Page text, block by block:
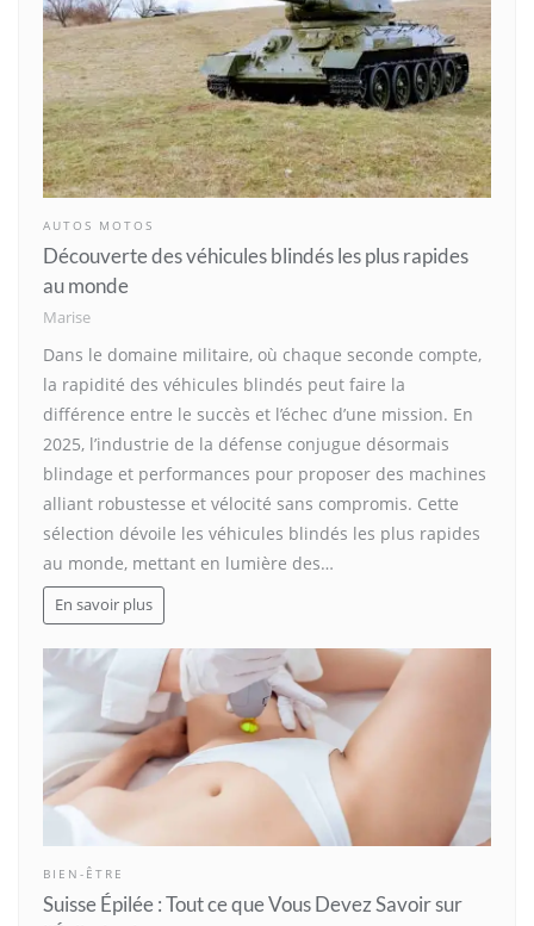
AUTOS MOTOS
Découverte des véhicules blindés les plus rapides
au monde
Marise
Dans le domaine militaire, où chaque seconde compte,
la rapidité des véhicules blindés peut faire la
différence entre le succès et l’échec d’une mission. En
2025, l’industrie de la défense conjugue désormais
blindage et performances pour proposer des machines
alliant robustesse et vélocité sans compromis. Cette
sélection dévoile les véhicules blindés les plus rapides
au monde, mettant en lumière des…
En savoir plus
BIEN-ÊTRE
Suisse Épilée : Tout ce que Vous Devez Savoir sur